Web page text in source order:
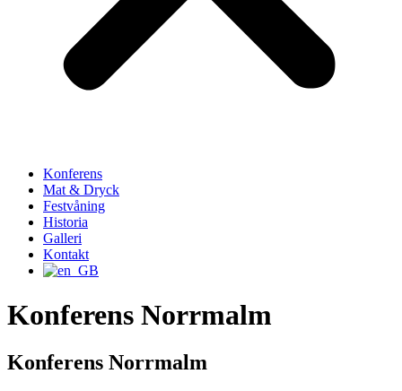
Konferens
Mat & Dryck
Festvåning
Historia
Galleri
Kontakt
Konferens Norrmalm
Konferens Norrmalm